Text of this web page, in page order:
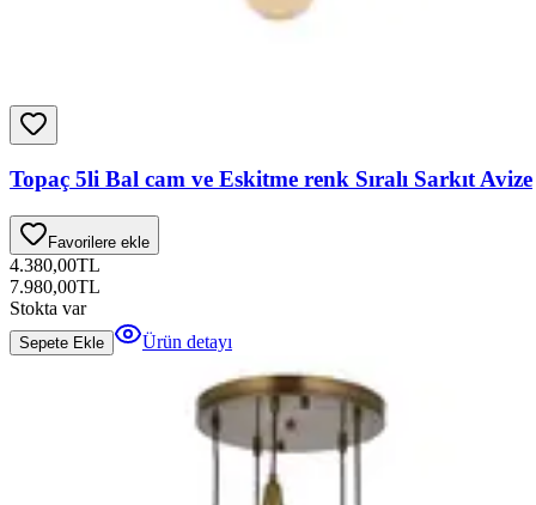
Topaç 5li Bal cam ve Eskitme renk Sıralı Sarkıt Avize
Favorilere ekle
4.380,00TL
7.980,00TL
Stokta var
Sepete Ekle Ürün detayı